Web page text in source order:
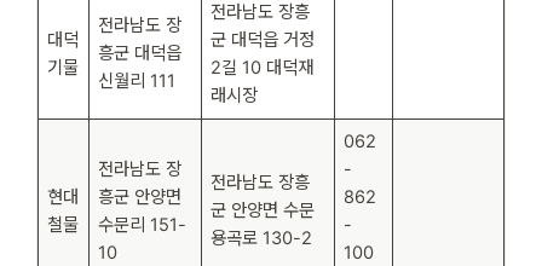
대덕
기물
전라남도 장
흥군 대덕읍
신월리 111
전라남도 장흥
군 대덕읍 거정
2길 10 대덕재
래시장
현대
철물
전라남도 장
흥군 안양면
수문리 151-
10
전라남도 장흥
군 안양면 수문
용곡로 130-2
062
-
862
-
100